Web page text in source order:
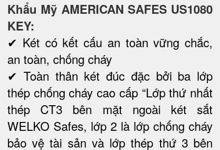
Khẩu Mỹ AMERICAN SAFES US1080
KEY:
✔ Két có kết cấu an toàn vững chắc,
an toàn, chống cháy
✔ Toàn thân két đúc đặc bởi ba lớp
thép chống cháy cao cấp “Lớp thứ nhất
thép CT3 bên mặt ngoài két sắt
WELKO Safes, lớp 2 là lớp chống cháy
bảo vệ tài sản và lớp thép thứ 3 bên